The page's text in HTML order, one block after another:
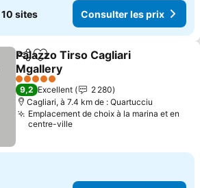
10 sites Consulter les prix
PartagerAjouter à mes favoris
Palazzo Tirso Cagliari
Mgallery
Consulter les prix
5 Étoiles
9,2 Excellent
2 280
Cagliari, à 7.4 km de : Quartucciu
Emplacement de choix à la marina et en
centre-ville